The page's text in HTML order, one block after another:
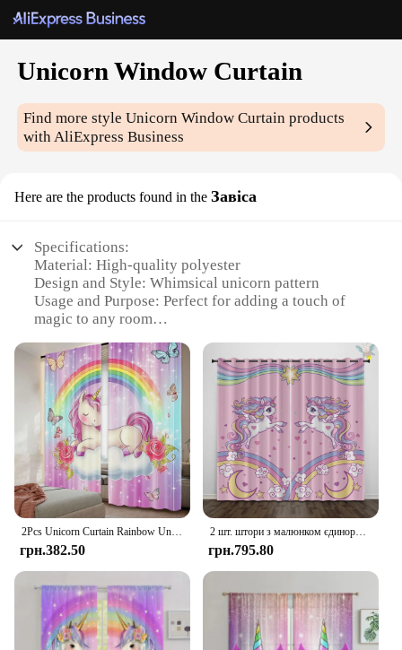
Unicorn Window Curtain
Find more styleUnicorn Window Curtain products
with AliExpress Business
Here are the products found in the Завіса
Specifications:
Material: High-quality polyester
Design and Style: Whimsical unicorn pattern
Usage and Purpose: Perfect for adding a touch of
magic to any room
window
Performance and Property: Durable and easy to
clean
Parts and Accessories: Comes as a set, ready to hang
Features:
**Enchanting Aesthetics for Your Space**
Immerse yourself in the enchanting world of
unicorns with our Unicorn Window Curtain, a
whimsical addition to any room. The high-quality
polyester fabric ensures durability and longevity,
while the vibrant unicorn pattern brings a touch of
fantasy to your decor. Whether you're looking to
create a playful atmosphere in a child's bedroom or
add a magical touch to a nursery, this curtain set is
designed to captivate and delight.
2Pcs Unicorn Curtain Rainbow Unicorn Curtain Butterfly Підходить для вітальні, спальні, кухні та ванної кімнати
грн.382.50
2 шт. штори з малюнком єдинорога, декоративні штори, обробка вікон спальні та вітальні, прикраса дому, прикраса кімнати
грн.795.80